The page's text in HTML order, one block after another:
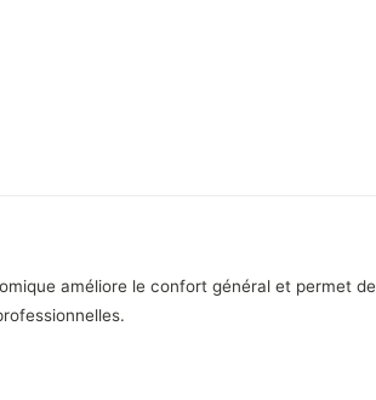
améliore le confort général et permet de